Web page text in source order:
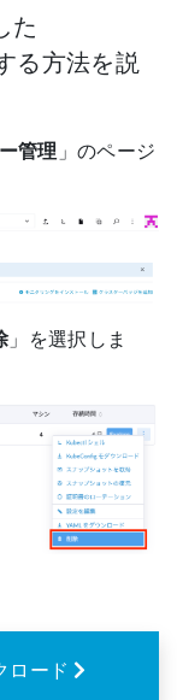
た
る方法を説
管理 」のページ
」を選択しま
ロード